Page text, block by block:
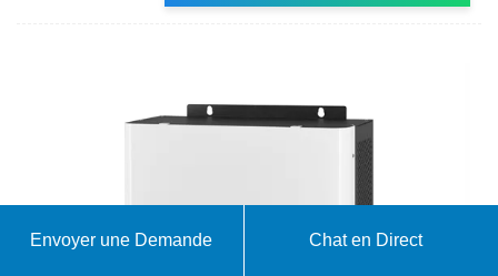
Envoyer une Demande Chat en Direct